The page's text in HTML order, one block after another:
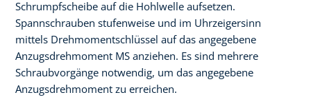
Schrumpfscheibe auf die Hohlwelle aufsetzen.
Spannschrauben stufenweise und im Uhrzeigersinn
mittels Drehmomentschlüssel auf das angegebene
Anzugsdrehmoment MS anziehen. Es sind mehrere
Schraubvorgänge notwendig, um das angegebene
Anzugsdrehmoment zu erreichen.